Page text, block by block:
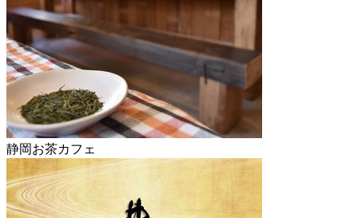
静岡お茶カフェ